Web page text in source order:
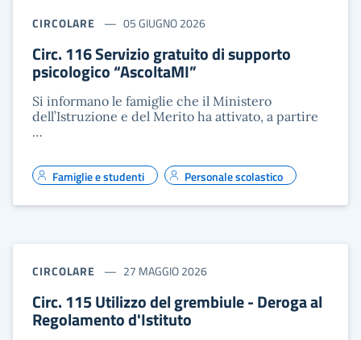
CIRCOLARE 05 GIUGNO 2026
Circ. 116 Servizio gratuito di supporto
psicologico “AscoltaMI”
Si informano le famiglie che il Ministero
dell’Istruzione e del Merito ha attivato, a partire
…
Famiglie e studenti Personale scolastico
CIRCOLARE 27 MAGGIO 2026
Circ. 115 Utilizzo del grembiule - Deroga al
Regolamento d'Istituto